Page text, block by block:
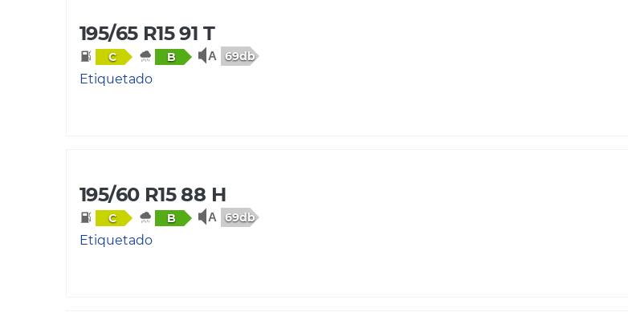
195/65 R15 91 T
C B 69db
Etiquetado
195/60 R15 88 H
C B 69db
Etiquetado